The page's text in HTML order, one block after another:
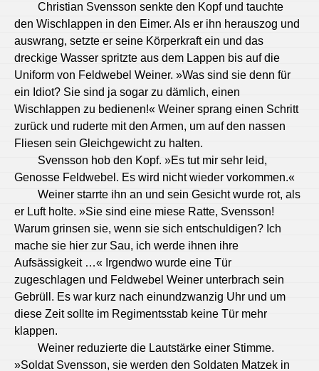
Christian Svensson senkte den Kopf und tauchte
den Wischlappen in den Eimer. Als er ihn herauszog und
auswrang, setzte er seine Körperkraft ein und das
dreckige Wasser spritzte aus dem Lappen bis auf die
Uniform von Feldwebel Weiner. »Was sind sie denn für
ein Idiot? Sie sind ja sogar zu dämlich, einen
Wischlappen zu bedienen!« Weiner sprang einen Schritt
zurück und ruderte mit den Armen, um auf den nassen
Fliesen sein Gleichgewicht zu halten.
Svensson hob den Kopf. »Es tut mir sehr leid,
Genosse Feldwebel. Es wird nicht wieder vorkommen.«
Weiner starrte ihn an und sein Gesicht wurde rot, als
er Luft holte. »Sie sind eine miese Ratte, Svensson!
Warum grinsen sie, wenn sie sich entschuldigen? Ich
mache sie hier zur Sau, ich werde ihnen ihre
Aufsässigkeit …« Irgendwo wurde eine Tür
zugeschlagen und Feldwebel Weiner unterbrach sein
Gebrüll. Es war kurz nach einundzwanzig Uhr und um
diese Zeit sollte im Regimentsstab keine Tür mehr
klappen.
Weiner reduzierte die Lautstärke einer Stimme.
»Soldat Svensson, sie werden den Soldaten Matzek in